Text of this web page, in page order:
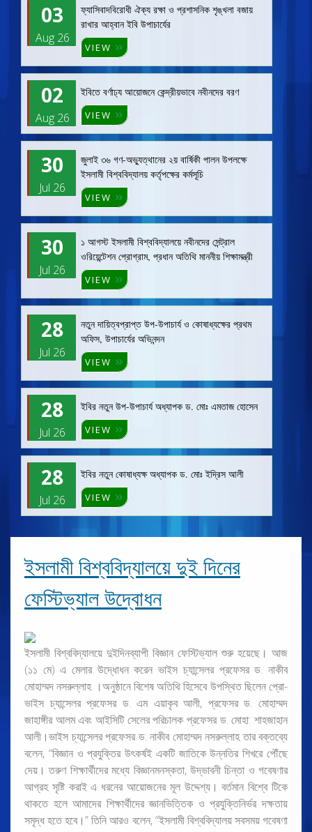
03
Aug 26
ফ্যাসিবাদবিরোধী ঐক্য রক্ষা ও প্রশাসনিক শৃঙ্খলা বজায়
রাখার আহ্বান ইবি উপাচার্যের
VIEW
02
Aug 26
ইবিতে বর্ণাঢ্য আয়োজনে কেন্দ্রীয়ভাবে নবীনদের বরণ
VIEW
30
Jul 26
জুলাই ৩৬ গণ-অভ্যুত্থানের ২য় বার্ষিকী পালন উপলক্ষে
ইসলামী বিশ্ববিদ্যালয় কর্তৃপক্ষের কর্মসূচি
VIEW
30
Jul 26
১ আগস্ট ইসলামী বিশ্ববিদ্যালয়ে নবীনদের সেন্ট্রাল
ওরিয়েন্টেশন প্রোগ্রাম, প্রধান অতিথি মাননীয় শিক্ষামন্ত্রী
VIEW
28
Jul 26
নতুন দায়িত্বপ্রাপ্ত উপ-উপাচার্য ও কোষাধ্যক্ষের প্রথম
অফিস, উপাচার্যের অভিনন্দন
VIEW
28
Jul 26
ইবির নতুন উপ-উপাচার্য অধ্যাপক ড. মোঃ এমতাজ হোসেন
VIEW
28
Jul 26
ইবির নতুন কোষাধ্যক্ষ অধ্যাপক ড. মোঃ ইদ্রিস আলী
VIEW
ইসলামী বিশ্ববিদ্যালয়ে দুই দিনের
ফেস্টিভ্যাল উদ্বোধন
ইসলামী বিশ্ববিদ্যালয়ে দুইদিনব্যাপী বিজ্ঞান ফেস্টিভ্যাল শুরু হয়েছে। আজ
(১১ মে) এ মেলার উদ্ধোধন করেন ভাইস চ্যান্সেলর প্রফেসর ড. নাকীব
মোহাম্মদ নসরুল্লাহ ।অনুষ্ঠানে বিশেষ অতিথি হিসেবে উপস্থিত ছিলেন প্রো-
ভাইস চ্যান্সেলর প্রফেসর ড. এম এয়াকৃব আলী, প্রফেসর ড. মোহাম্মদ
জাহাঙ্গীর আলম এবং আইসিটি সেলের পরিচালক প্রফেসর ড. মোহা: শাহজাহান
আলী।ভাইস চ্যান্সেলর প্রফেসর ড. নাকীব মোহাম্মদ নসরুল্লাহ তার বক্তব্যে
বলেন, “বিজ্ঞান ও প্রযুক্তির উৎকর্ষই একটি জাতিকে উন্নতির শিখরে পৌঁছে
দেয়। তরুণ শিক্ষার্থীদের মধ্যে বিজ্ঞানমনস্কতা, উদ্ভাবনী চিন্তা ও গবেষণার
আগ্রহ সৃষ্টি করাই এ ধরনের আয়োজনের মূল উদ্দেশ্য। বর্তমান বিশ্বে টিকে
থাকতে হলে আমাদের শিক্ষার্থীদের জ্ঞানভিত্তিক ও প্রযুক্তিনির্ভর দক্ষতায়
সমৃদ্ধ হতে হবে।” তিনি আরও বলেন, “ইসলামী বিশ্ববিদ্যালয় সবসময় গবেষণা